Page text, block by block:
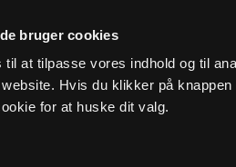
bruger cookies
til at tilpasse vores indhold og til
Hvis du klikker på
for at huske dit valg.